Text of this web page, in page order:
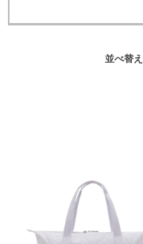
並べ替え